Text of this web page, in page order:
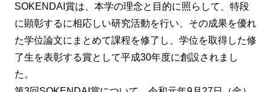
SOKENDAI賞は、本学の理念と目的に照らして、特段
に顕彰するに相応しい研究活動を行い、その成果を優れ
た学位論文にまとめて課程を修了し、学位を取得した修
了生を表彰する賞として平成30年度に創設されまし
た。